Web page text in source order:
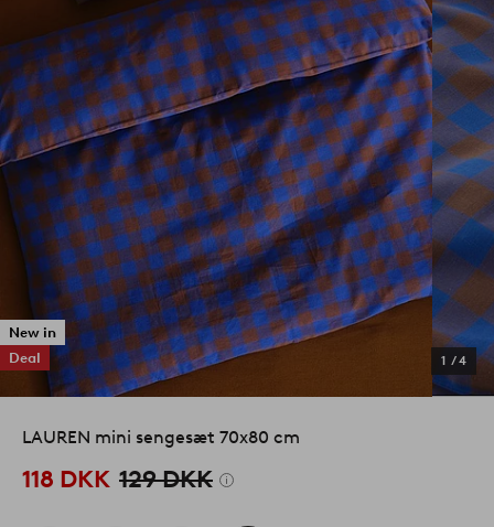
New in
Deal
1 /4
LAUREN mini sengesæt 70x80 cm
118 DKK 129 DKK